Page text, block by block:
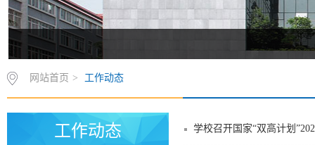
网站首页 > 工作动态
工作动态 学校召开国家“双高计划